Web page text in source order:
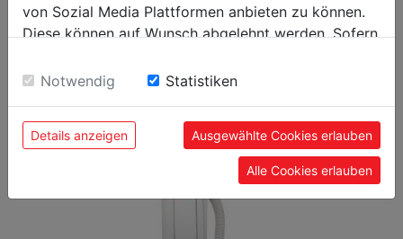
von Sozial Media Plattformen anbieten zu können.
Diese können auf Wunsch abgelehnt werden. Sofern
Einwilligung zu unseren Cookies.
Notwendig Statistiken
Details anzeigen Ausgewählte Cookies erlauben
Alle Cookies erlauben